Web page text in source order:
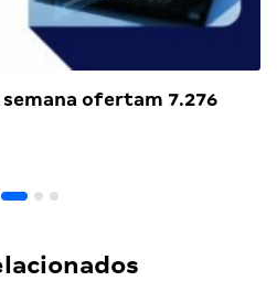
ofertam 7.276